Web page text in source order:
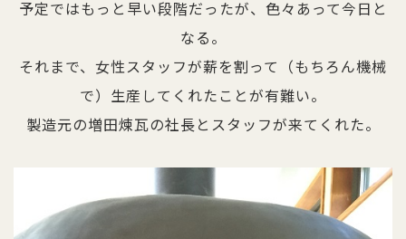
予定ではもっと早い段階だったが、色々あって今日と
なる。
それまで、女性スタッフが薪を割って（もちろん機械
で）生産してくれたことが有難い。
製造元の増田煉瓦の社長とスタッフが来てくれた。